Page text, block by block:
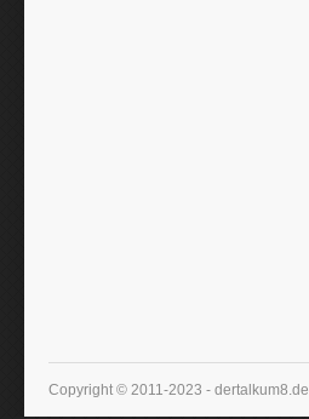
Copyright © 2011-2023 - dertalkum8.de